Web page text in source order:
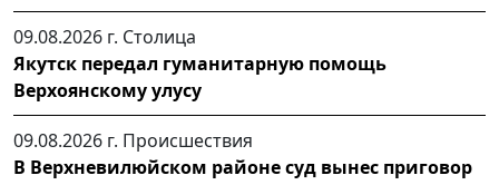
09.08.2026 г. Столица
Якутск передал гуманитарную помощь
Верхоянскому улусу
09.08.2026 г. Происшествия
В Верхневилюйском районе суд вынес приговор